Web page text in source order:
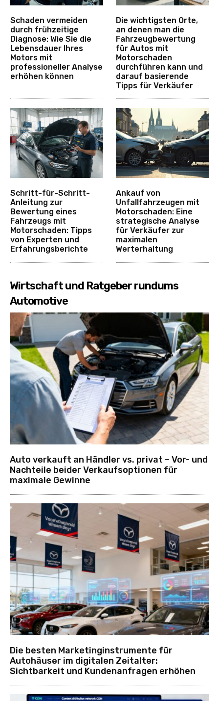
Schaden vermeiden
durch frühzeitige
Diagnose: Wie Sie die
Lebensdauer Ihres
Motors mit
professioneller Analyse
erhöhen können
Die wichtigsten Orte,
an denen man die
Fahrzeugbewertung
für Autos mit
Motorschaden
durchführen kann und
darauf basierende
Tipps für Verkäufer
Schritt-für-Schritt-
Anleitung zur
Bewertung eines
Fahrzeugs mit
Motorschaden: Tipps
von Experten und
Erfahrungsberichte
Ankauf von
Unfallfahrzeugen mit
Motorschaden: Eine
strategische Analyse
für Verkäufer zur
maximalen
Werterhaltung
Wirtschaft und Ratgeber rundums
Automotive
Auto verkauft an Händler vs. privat – Vor- und
Nachteile beider Verkaufsoptionen für
maximale Gewinne
Die besten Marketinginstrumente für
Autohäuser im digitalen Zeitalter:
Sichtbarkeit und Kundenanfragen erhöhen